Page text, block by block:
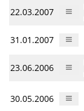
22.03.2007
31.01.2007
23.06.2006
30.05.2006